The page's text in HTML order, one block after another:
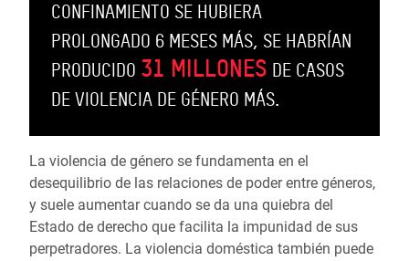
CONFINAMIENTO SE HUBIERA
PROLONGADO 6 MESES MÁS, SE HABRÍAN
PRODUCIDO 31 MILLONES DE CASOS
DE VIOLENCIA DE GÉNERO MÁS.
La violencia de género se fundamenta en el
desequilibrio de las relaciones de poder entre géneros,
y suele aumentar cuando se da una quiebra del
Estado de derecho que facilita la impunidad de sus
perpetradores. La violencia doméstica también puede